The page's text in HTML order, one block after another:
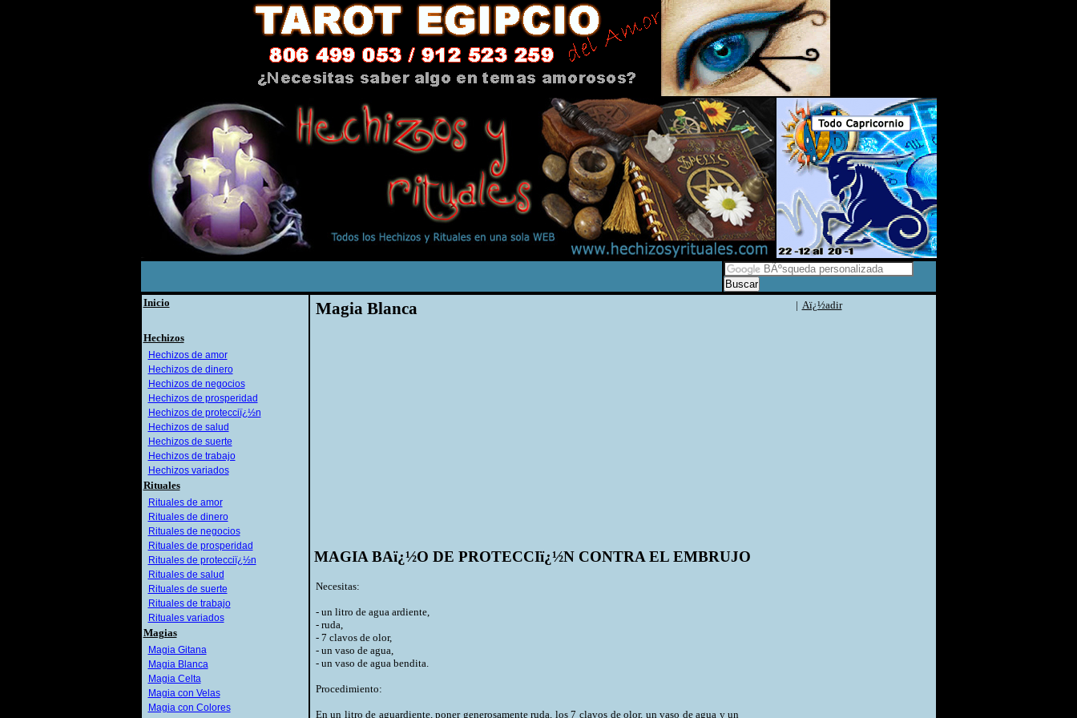
Inicio
Hechizos
Hechizos de amor
Hechizos de dinero
Hechizos de negocios
Hechizos de prosperidad
Hechizos de protecciï¿½n
Hechizos de salud
Hechizos de suerte
Hechizos de trabajo
Hechizos variados
Rituales
Rituales de amor
Rituales de dinero
Rituales de negocios
Rituales de prosperidad
Rituales de protecciï¿½n
Rituales de salud
Rituales de suerte
Rituales de trabajo
Rituales variados
Magias
Magia Gitana
Magia Blanca
Magia Celta
Magia con Velas
Magia con Colores
Magia Blanca Aï¿½adir
|
MAGIA BAï¿½O DE PROTECCIï¿½N CONTRA EL EMBRUJO
Necesitas:
- un litro de agua ardiente,
- ruda,
- 7 clavos de olor,
- un vaso de agua,
- un vaso de agua bendita.
Procedimiento:
En un litro de aguardiente, poner generosamente ruda, los 7 clavos de olor, un vaso de agua y un